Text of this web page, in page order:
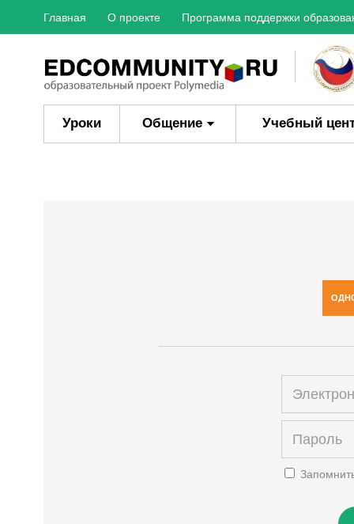
Главная О проекте Программа поддержки
Уроки Общение Учебный